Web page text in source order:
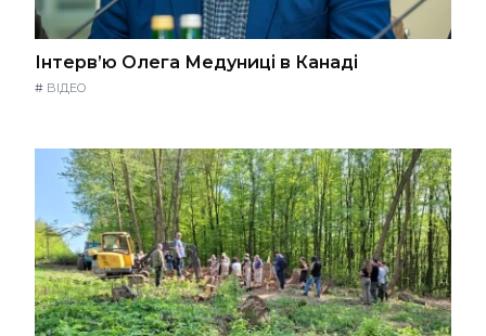
Інтерв’ю Олега Медуниці в Канаді
# ВІДЕО